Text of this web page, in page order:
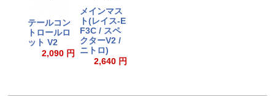
テールコン
トロールロ
ット V2
2,090 円
メインマス
ト(レイス-E
F3C / スペ
クターV2 /
ニトロ)
2,640 円